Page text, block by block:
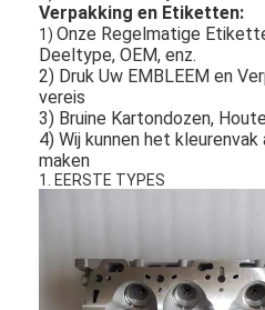
Verpakking en Etiketten:
1)Onze Regelmatige
Deeltype, OEM, enz.
2) Druk Uw EMBLEEM en
vereis
3) Bruine Kartondozen,
4) Wij kunnen het
maken
1. EERSTE TYPES